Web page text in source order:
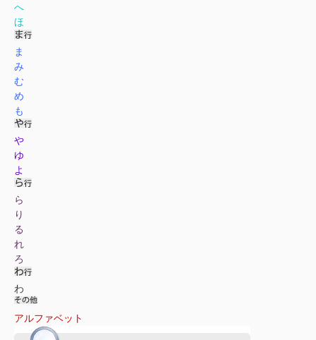
へ
ほ
ま
み
む
め
も
や
ゆ
よ
ら
り
る
れ
ろ
わ
アルファベット